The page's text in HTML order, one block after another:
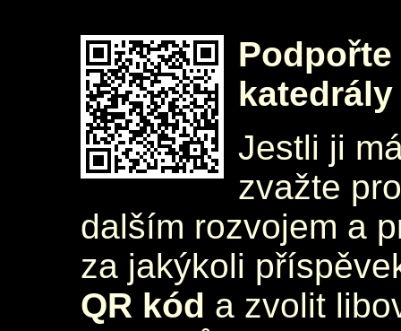
katedrály
Jestli ji
zvažte
dalším rozvojem a
za jakýkoli
QR kód a zvolit